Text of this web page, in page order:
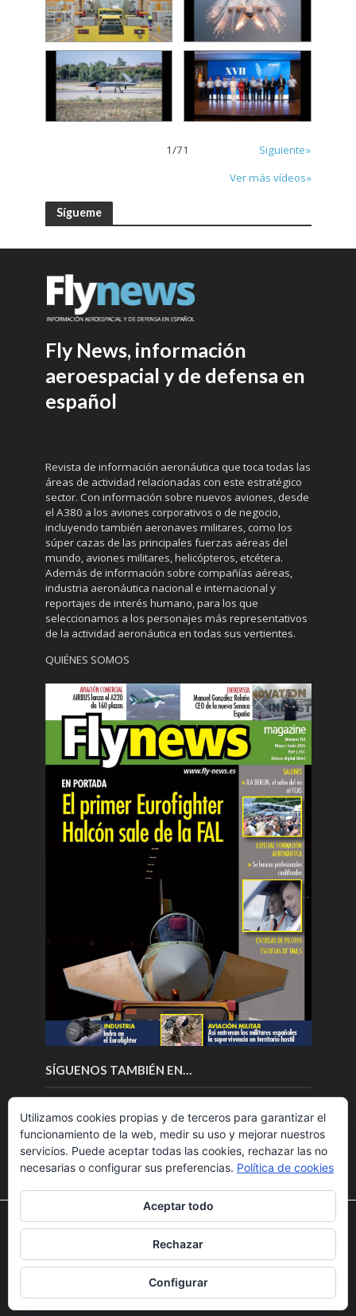
1/71
Siguiente»
Ver más vídeos»
Sígueme
Fly News, información
aeroespacial y de defensa en
español
Revista de información aeronáutica que toca todas las
áreas de actividad relacionadas con este estratégico
sector. Con información sobre nuevos aviones, desde
el A380 a los aviones corporativos o de negocio,
incluyendo también aeronaves militares, como los
súper cazas de las principales fuerzas aéreas del
mundo, aviones militares, helicópteros, etcétera.
Además de información sobre compañías aéreas,
industria aeronáutica nacional e internacional y
reportajes de interés humano, para los que
seleccionamos a los personajes más representativos
de la actividad aeronáutica en todas sus vertientes.
QUIÉNES SOMOS
SÍGUENOS TAMBIÉN EN…
Copyright © 2018.Fly News.Noticias aerospacial
UAS aviación comercial
Utilizamos cookies para ofrecerte la mejor experiencia en
nuestra web.
Puedes aprender más sobre qué cookies utilizamos o
desactivarlas en losajustes.
Utilizamos cookies propias y de terceros para garantizar el
funcionamiento de la web, medir su uso y mejorar nuestros
servicios. Puede aceptar todas las cookies, rechazar las no
necesarias o configurar sus preferencias. Política de cookies
Aceptar todo
Rechazar
Configurar